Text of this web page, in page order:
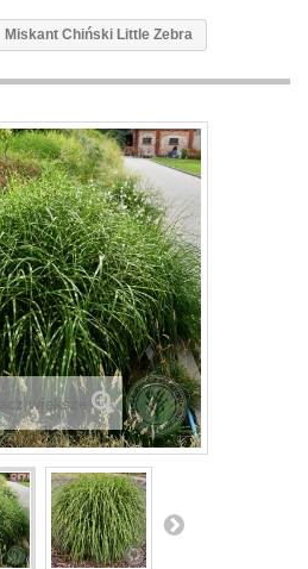
Miskant Chiński Little Zebra
większe